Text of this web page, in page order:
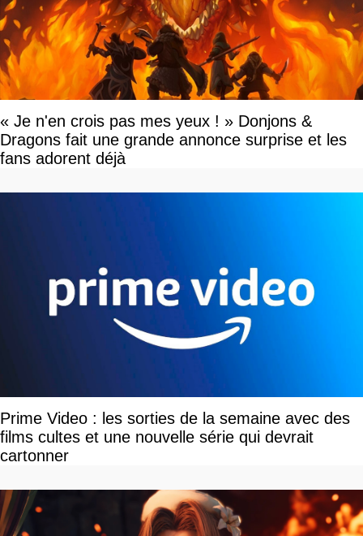
« Je n'en crois pas mes yeux ! » Donjons &
Dragons fait une grande annonce surprise et les
fans adorent déjà
Prime Video : les sorties de la semaine avec des
films cultes et une nouvelle série qui devrait
cartonner